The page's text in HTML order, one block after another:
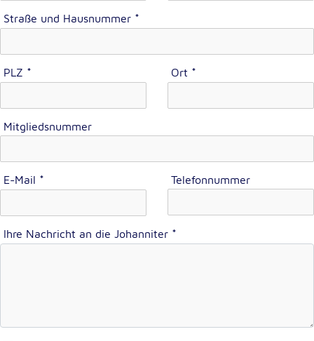
Straße und Hausnummer *
PLZ * Ort *
Mitgliedsnummer
E-Mail * Telefonnummer
Ihre Nachricht an die Johanniter *
Google Analytics
Google LLC
Zweck:
24 Stunden - 2 Jahre
Google Tag Manager